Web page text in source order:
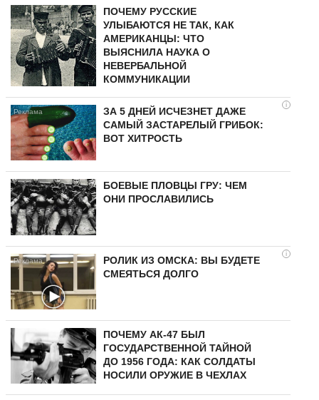
ПОЧЕМУ РУССКИЕ
УЛЫБАЮТСЯ НЕ ТАК, КАК
АМЕРИКАНЦЫ: ЧТО
ВЫЯСНИЛА НАУКА О
НЕВЕРБАЛЬНОЙ
КОММУНИКАЦИИ
i
ЗА 5 ДНЕЙ ИСЧЕЗНЕТ ДАЖЕ
САМЫЙ ЗАСТАРЕЛЫЙ ГРИБОК:
ВОТ ХИТРОСТЬ
БОЕВЫЕ ПЛОВЦЫ ГРУ: ЧЕМ
ОНИ ПРОСЛАВИЛИСЬ
i
РОЛИК ИЗ ОМСКА: ВЫ БУДЕТЕ
СМЕЯТЬСЯ ДОЛГО
ПОЧЕМУ АК-47 БЫЛ
ГОСУДАРСТВЕННОЙ ТАЙНОЙ
ДО 1956 ГОДА: КАК СОЛДАТЫ
НОСИЛИ ОРУЖИЕ В ЧЕХЛАХ